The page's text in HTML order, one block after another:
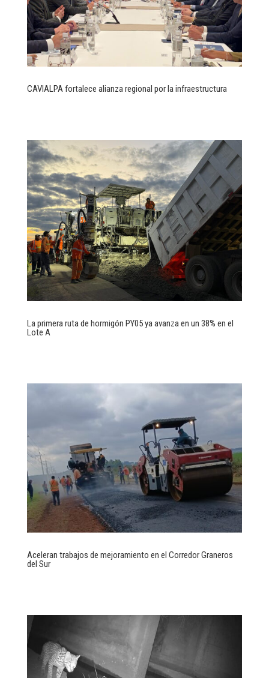
CAVIALPA fortalece alianza regional por la infraestructura
La primera ruta de hormigón PY05 ya avanza en un 38% en el
Lote A
Aceleran trabajos de mejoramiento en el Corredor Graneros
del Sur